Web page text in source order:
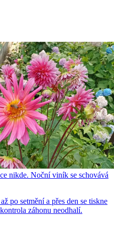
nikde. Noční viník se schovává
po setmění a přes den se tiskne
záhonu neodhalí.